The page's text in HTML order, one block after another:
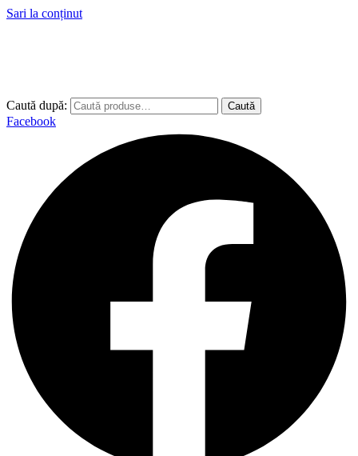
Sari la conținut
Caută după: Caută
Facebook